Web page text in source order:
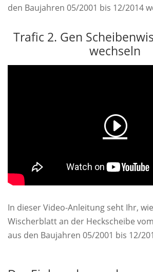
den Baujahren 05/2001 bis 12/2014
Trafic 2. Gen
wechseln
In dieser Video-Anleitung seht Ihr,
Wischerblatt an der Heckscheibe
aus den Baujahren 05/2001 bis 12/